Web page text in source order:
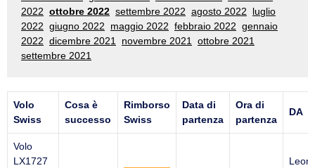
2022 ottobre 2022 settembre 2022 agosto 2022
luglio
2022 giugno 2022 maggio 2022 febbraio 2022 gennaio
2022 dicembre 2021 novembre 2021 ottobre 2021
settembre 2021
Volo
Swiss
Cosa è
successo
Rimborso
Swiss
Data di
partenza
Ora di
partenza
DA
Volo
LX1727